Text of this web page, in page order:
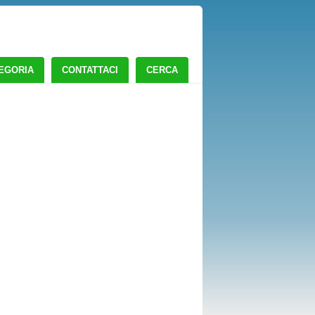
CONTATTACI CERCA